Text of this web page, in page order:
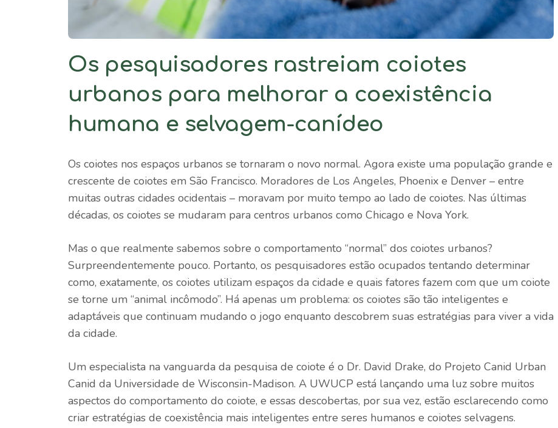
Os pesquisadores rastreiam coiotes
urbanos para melhorar a coexistência
humana e selvagem-canídeo
Os coiotes nos espaços urbanos se tornaram o novo normal. Agora existe uma população grande e
crescente de coiotes em São Francisco. Moradores de Los Angeles, Phoenix e Denver – entre
muitas outras cidades ocidentais – moravam por muito tempo ao lado de coiotes. Nas últimas
décadas, os coiotes se mudaram para centros urbanos como Chicago e Nova York.
Mas o que realmente sabemos sobre o comportamento “normal” dos coiotes urbanos?
Surpreendentemente pouco. Portanto, os pesquisadores estão ocupados tentando determinar
como, exatamente, os coiotes utilizam espaços da cidade e quais fatores fazem com que um coiote
se torne um “animal incômodo”. Há apenas um problema: os coiotes são tão inteligentes e
adaptáveis ​​que continuam mudando o jogo enquanto descobrem suas estratégias para viver a vida
da cidade.
Um especialista na vanguarda da pesquisa de coiote é o Dr. David Drake, do Projeto Canid Urban
Canid da Universidade de Wisconsin-Madison. A UWUCP está lançando uma luz sobre muitos
aspectos do comportamento do coiote, e essas descobertas, por sua vez, estão esclarecendo como
criar estratégias de coexistência mais inteligentes entre seres humanos e coiotes selvagens.